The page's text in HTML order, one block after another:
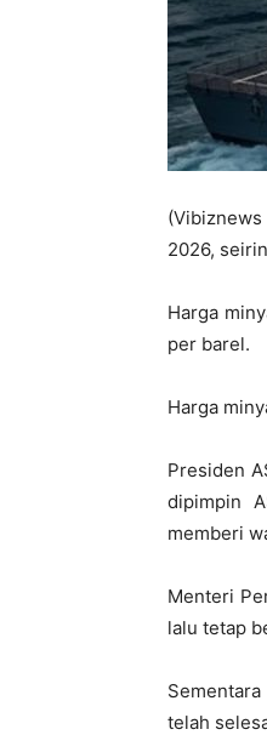
2026,
Harga
per barel.
Harga
Presiden
dipimpin
memberi
Menteri
lalu tetap
telah